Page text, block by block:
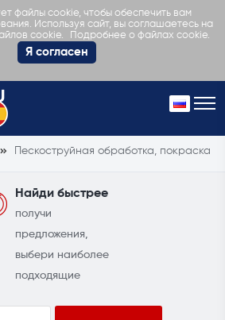
файлы cookie, чтобы обеспечить вам
Используя сайт, вы соглашаетесь на
cookie.
Подробнее о файлах cookie.
Я согласен
Пескоструйная обработка, покраска
Найди быстрее
получи
предложения,
выбери наиболее
подходящие